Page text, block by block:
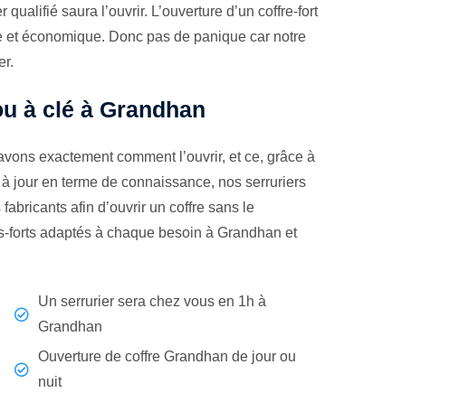
saura l’ouvrir. L’ouverture d’un coffre-fort
économique. Donc pas de panique car notre
à clé à Grandhan
exactement comment l’ouvrir, et ce, grâce à
jour en terme de connaissance, nos serruriers
afin d’ouvrir un coffre sans le
adaptés à chaque besoin à Grandhan et
Un serrurier sera chez vous en 1h à
Grandhan
Ouverture de coffre Grandhan de jour ou
nuit